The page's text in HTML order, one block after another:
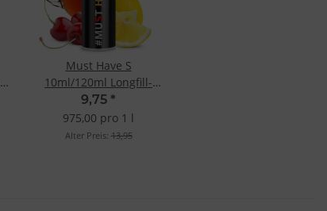
Must Have S
10ml/120ml Longfill-
Aroma
9,75 *
975,00 pro 1 l
Alter Preis: 13,95